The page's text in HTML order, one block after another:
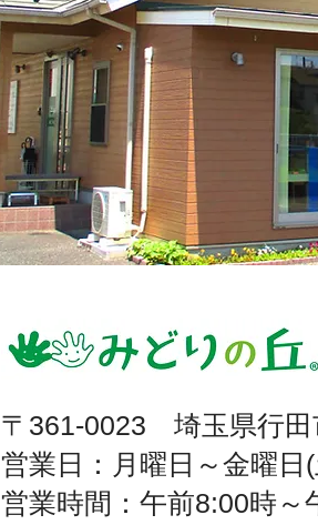
〒361-0023 埼玉県行田
営業日：月曜日～金曜日
営業時間：午前8:00時～